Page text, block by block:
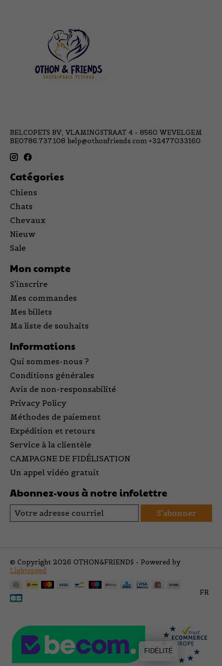
BELCOPETS BV, VLAMINGSTRAAT 4 - 8560 WEVELGEM
BE0786.737.108 help@othonfriends.com +32477033160
Catégories
Chiens
Chats
Chevaux
Nieuw
Sale
Mon compte
S'inscrire
Mes commandes
Mes billets
Ma liste de souhaits
Informations
Qui sommes-nous ?
Conditions générales
Avis de non-responsabilité
Privacy Policy
Méthodes de paiement
Expédition et retours
Service à la clientèle
CAMPAGNE DE FIDÉLISATION
Un appel vidéo gratuit
Abonnez-vous à notre infolettre
S'abonner
© Copyright 2026 OTHON&FRIENDS - Powered by
Lightspeed
FR
FIDÉLITÉ